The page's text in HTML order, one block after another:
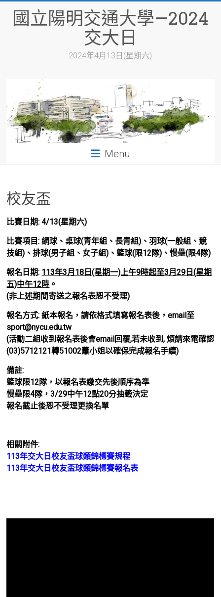
content國立陽明交通大學—2024
交大日
2024年4月13日(星期六)
Menu
校友盃
比賽⽇期: 4/13(星期六)
比賽項⽬: 網球、桌球(青年組、⻑青組)、⽻球(⼀般組、競
技組)、排球(男⼦組、女⼦組)、籃球(限12隊)、慢壘(限4隊)
報名⽇期: 113年3⽉18⽇(星期⼀)上午9時起⾄3⽉29⽇(星期
五)中午12時 。
(非上述期間寄送之報名表恕不受理)
報名⽅式: 紙本報名，請依格式填寫報名表後，email⾄
sport@nycu.edu.tw
(活動⼆組收到報名表後會email回覆,若未收到, 煩請來電確認
(03)5712121轉51002蕭⼩姐以確保完成報名⼿續)
備註:
籃球限12隊，以報名表繳交先後順序為準
慢壘限4隊，3/29中午12點20分抽籤決定
報名截⽌後恕不受理更換名單
相關附件:
113年交大日校友盃球類錦標賽規程
113年交大日校友盃球類錦標賽報名表